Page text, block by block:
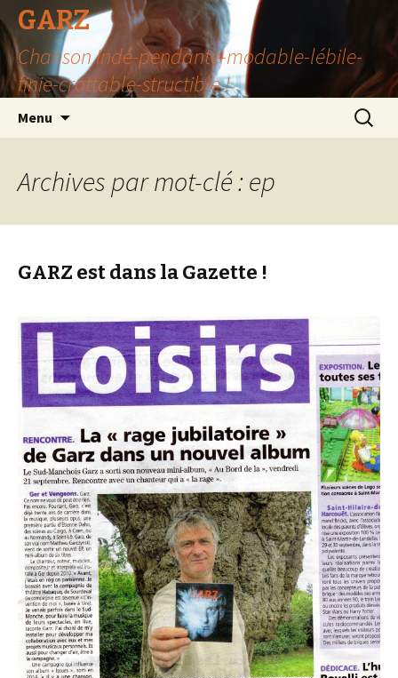
GARZ
Chanson Indé-pendante-modable-lébile-
finie-crottable-structible !
Menu
Archives par mot-clé : ep
GARZ est dans la Gazette !